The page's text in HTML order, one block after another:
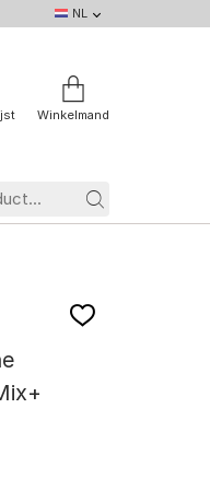
NL
DE
NL
BE
FR
Winkelmand